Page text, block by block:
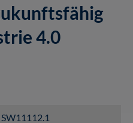
4.0
SW11112.1